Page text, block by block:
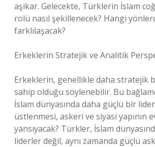
aşikar. Gelecekte, Türklerin İslam
rolü nasıl şekillenecek? Hangi
farklılaşacak?
Erkeklerin Stratejik ve Analitik
Erkeklerin, genellikle daha stratejik
sahip olduğu söylenebilir. Bu
İslam dünyasında daha güçlü bir
üstlenmesi, askeri ve siyasi yapının
yansıyacak? Türkler, İslam
liderler değil, aynı zamanda güçlü